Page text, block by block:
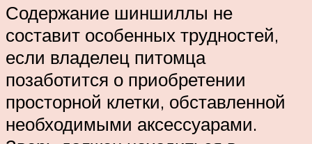
Содержание шиншиллы не
составит особенных трудностей,
если владелец питомца
позаботится о приобретении
просторной клетки, обставленной
необходимыми аксессуарами.